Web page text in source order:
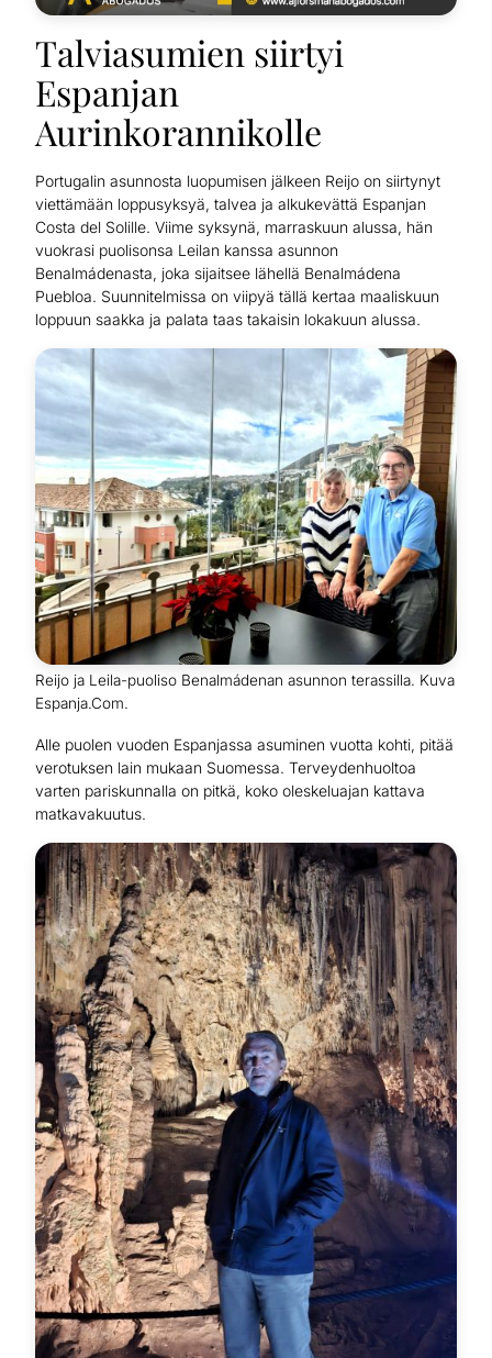
Talviasumien siirtyi
Espanjan
Aurinkorannikolle
Portugalin asunnosta luopumisen jälkeen Reijo on siirtynyt
viettämään loppusyksyä, talvea ja alkukevättä Espanjan
Costa del Solille. Viime syksynä, marraskuun alussa, hän
vuokrasi puolisonsa Leilan kanssa asunnon
Benalmádenasta, joka sijaitsee lähellä Benalmádena
Puebloa. Suunnitelmissa on viipyä tällä kertaa maaliskuun
loppuun saakka ja palata taas takaisin lokakuun alussa.
Reijo ja Leila-puoliso Benalmádenan asunnon terassilla. Kuva
Espanja.Com.
Alle puolen vuoden Espanjassa asuminen vuotta kohti, pitää
verotuksen lain mukaan Suomessa. Terveydenhuoltoa
varten pariskunnalla on pitkä, koko oleskeluajan kattava
matkavakuutus.